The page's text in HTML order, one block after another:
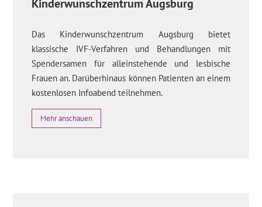
Kinderwunschzentrum Augsburg
Das Kinderwunschzentrum Augsburg bietet
klassische IVF-Verfahren und Behandlungen mit
Spendersamen für alleinstehende und lesbische
Frauen an. Darüberhinaus können Patienten an einem
kostenlosen Infoabend teilnehmen.
Mehr anschauen